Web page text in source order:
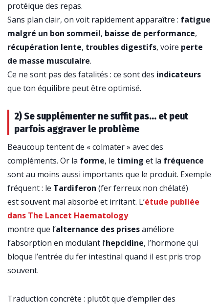
protéique des repas.
Sans plan clair, on voit rapidement apparaître : fatigue
malgré un bon sommeil, baisse de performance,
récupération lente, troubles digestifs, voire perte
de masse musculaire.
Ce ne sont pas des fatalités : ce sont des indicateurs
que ton équilibre peut être optimisé.
2) Se supplémenter ne suffit pas… et peut
parfois aggraver le problème
Beaucoup tentent de « colmater » avec des
compléments. Or la forme, le timing et la fréquence
sont au moins aussi importants que le produit. Exemple
fréquent : le Tardiferon (fer ferreux non chélaté)
est souvent mal absorbé et irritant. L’étude publiée
dans The Lancet Haematology
montre que l’alternance des prisesaméliore
l’absorption en modulant l’hepcidine, l’hormone qui
bloque l’entrée du fer intestinal quand il est pris trop
souvent.
Traduction concrète : plutôt que d’empiler des